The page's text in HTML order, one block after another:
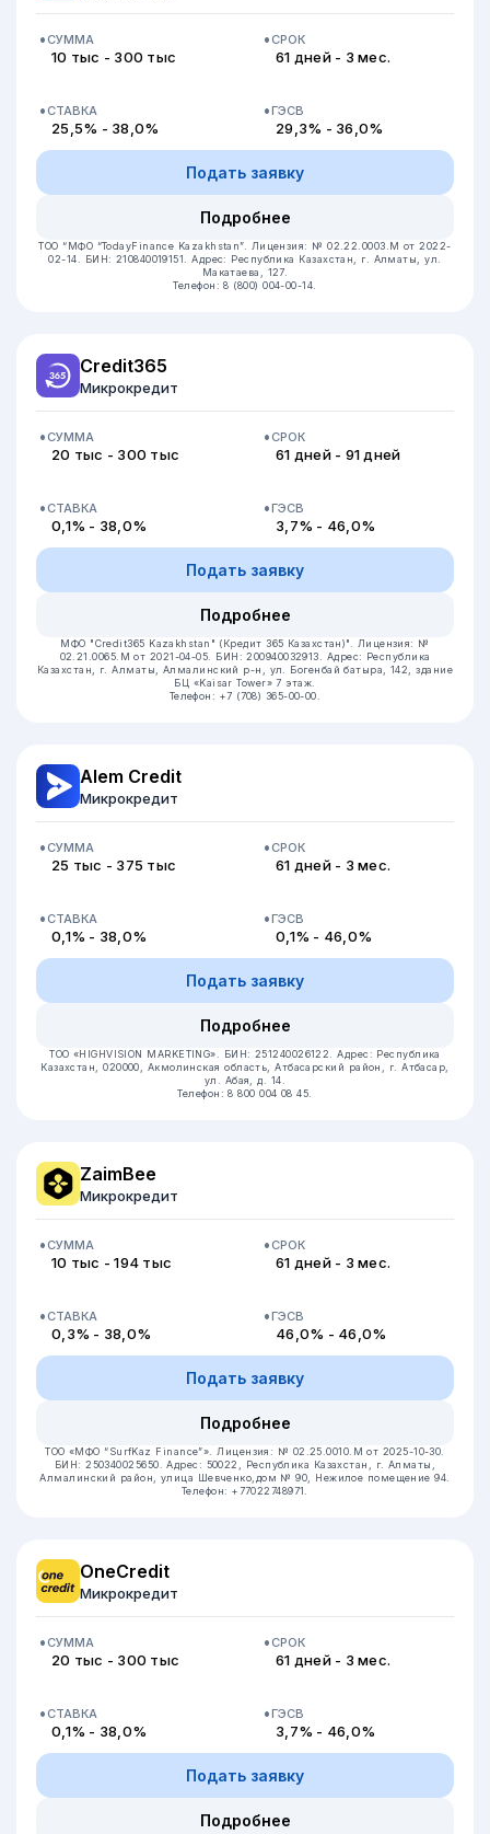
СУММА
10 тыс - 300 тыс
СРОК
61 дней - 3 мес.
СТАВКА
25,5% - 38,0%
ГЭСВ
29,3% - 36,0%
Подать заявку
Подробнее
ТОО “МФО “TodayFinance Kazakhstan”.
Лицензия: № 02.22.0003.М от 2022-
02-14.
БИН: 210840019151.Адрес: Республика Казахстан, г. Алматы, ул.
Макатаева, 127.
Телефон: 8 (800) 004-00-14.
Credit365
Микрокредит
СУММА
20 тыс - 300 тыс
СРОК
61 дней - 91 дней
СТАВКА
0,1% - 38,0%
ГЭСВ
3,7% - 46,0%
Подать заявку
Подробнее
МФО "Credit365 Kazakhstan" (Кредит 365 Казахстан)".
Лицензия: №
02.21.0065.M от 2021-04-05. БИН: 200940032913. Адрес: Республика
Казахстан, г. Алматы, Алмалинский р-н, ул. Богенбай батыра, 142, здание
БЦ «Kaisar Tower» 7 этаж.
Телефон: +7 (708) 365-00-00.
Alem Credit
Микрокредит
СУММА
25 тыс - 375 тыс
СРОК
61 дней - 3 мес.
СТАВКА
0,1% - 38,0%
ГЭСВ
0,1% - 46,0%
Подать заявку
Подробнее
ТОО «HIGHVISION MARKETING». БИН: 251240026122.Адрес: Республика
Казахстан, 020000, Акмолинская область, Атбасарский район, г. Атбасар,
ул. Абая, д. 14.
Телефон: 8 800 004 08 45.
ZaimBee
Микрокредит
СУММА
10 тыс - 194 тыс
СРОК
61 дней - 3 мес.
СТАВКА
0,3% - 38,0%
ГЭСВ
46,0% - 46,0%
Подать заявку
Подробнее
ТОО «МФО “SurfKaz Finance”». Лицензия: № 02.25.0010.М от 2025-10-30.
БИН: 250340025650.Адрес: 50022, Республика Казахстан, г. Алматы,
Алмалинский район, улица Шевченко,дом № 90, Нежилое помещение 94.
Телефон: +77022748971.
OneCredit
Микрокредит
СУММА
20 тыс - 300 тыс
СРОК
61 дней - 3 мес.
СТАВКА
0,1% - 38,0%
ГЭСВ
3,7% - 46,0%
Подать заявку
Подробнее